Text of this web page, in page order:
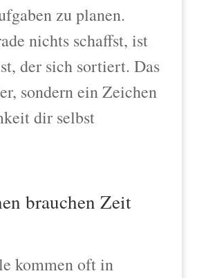
zu planen.
nichts schaffst, ist
der sich sortiert. Das
sondern ein Zeichen
dir selbst
brauchen Zeit
kommen oft in